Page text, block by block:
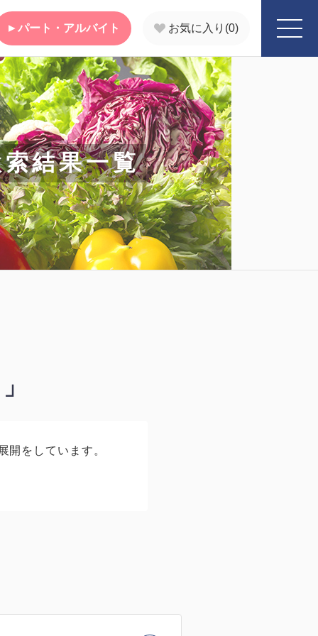
パート・アルバイト お気に入り(0)
結果一覧
開をしています。